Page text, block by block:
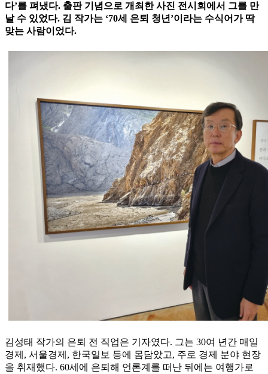
다’를 펴냈다. 출판 기념으로 개최한 사진 전시회에서 그를 만
날 수 있었다. 김 작가는 ‘70세 은퇴 청년’이라는 수식어가 딱
맞는 사람이었다.
김성태 작가의 은퇴 전 직업은 기자였다. 그는 30여 년간 매일
경제, 서울경제, 한국일보 등에 몸담았고, 주로 경제 분야 현장
을 취재했다. 60세에 은퇴해 언론계를 떠난 뒤에는 여행가로